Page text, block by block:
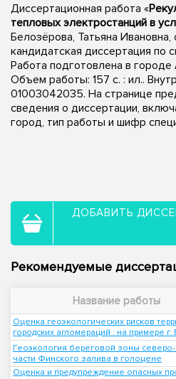
Диссертационная работа «
тепловых электростанций в
Белозёрова, Татьяна Ивановна,
кандидатская диссертация по
Работа подготовлена в
Объем работы: 157 с. : ил..
01003042035. На странице
сведения о диссертации,
город, тип работы и шифр
ДОБАВИТЬ
Рекомендуемые
Название работы
Оценка геоэкологических рисков
городских агломераций : на примере
Геоэкология береговой зоны
части Финского залива в голоцене
Оценка и предупреждение опасных